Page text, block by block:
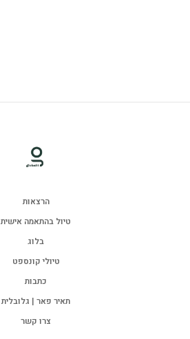
הרצאות
טיול בהתאמה אישית
בלוג
טיולי קונספט
כתבות
תאיר פאר | גלובלית
צרו קשר